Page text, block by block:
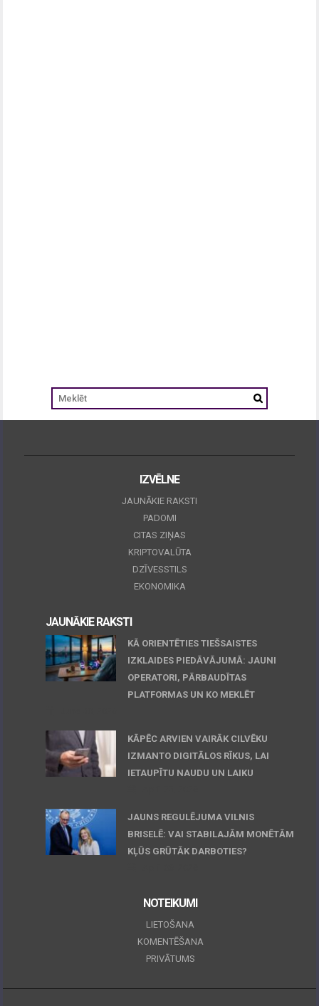
IZVĒLNE
JAUNĀKIE RAKSTI
PADOMI
CITAS ZIŅAS
KRIPTOVALŪTA
DZĪVESSTILS
EKONOMIKA
JAUNĀKIE RAKSTI
KĀ ORIENTĒTIES TIEŠSAISTES
IZKLAIDES PIEDĀVĀJUMĀ: JAUNI
OPERATORI, PĀRBAUDĪTAS
PLATFORMAS UN KO MEKLĒT
KĀPĒC ARVIEN VAIRĀK CILVĒKU
IZMANTO DIGITĀLOS RĪKUS, LAI
IETAUPĪTU NAUDU UN LAIKU
JAUNS REGULĒJUMA VILNIS
BRISELĒ: VAI STABILAJĀM MONĒTĀM
KĻŪS GRŪTĀK DARBOTIES?
NOTEIKUMI
LIETOŠANA
KOMENTĒŠANA
PRIVĀTUMS